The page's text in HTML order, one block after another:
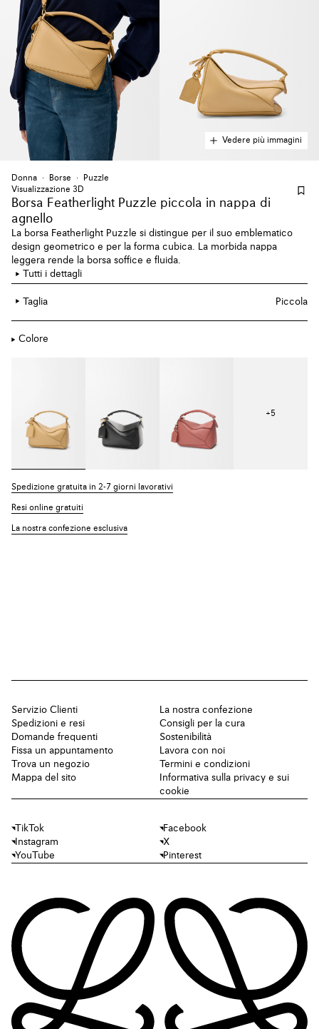
Vedere più immagini
Donna Borse
Puzzle
Visualizzazione 3D
Borsa Featherlight Puzzle piccola in nappa di
agnello
La borsa Featherlight Puzzle si distingue per il suo emblematico
design geometrico e per la forma cubica. La morbida nappa
leggera rende la borsa soffice e fluida.
Tutti i dettagli
Taglia Piccola
Colore
+5
Spedizione gratuita in 2-7 giorni lavorativi
Resi online gratuiti
La nostra confezione esclusiva
Servizio Clienti
Spedizioni e resi
Domande frequenti
Fissa un appuntamento
Trova un negozio
Mappa del sito
La nostra confezione
Consigli per la cura
Sostenibilità
Lavora con noi
Termini e condizioni
Informativa sulla privacy e sui
cookie
TikTok
Facebook
Instagram
X
YouTube
Pinterest